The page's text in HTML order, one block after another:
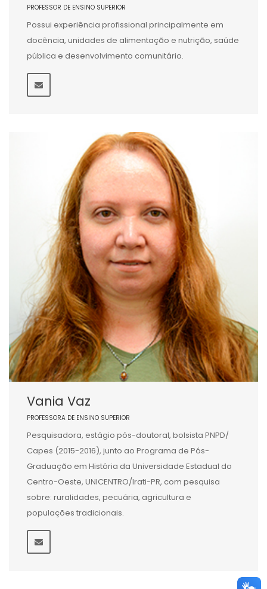
PROFESSOR DE ENSINO SUPERIOR
Possui experiência profissional principalmente em
docência, unidades de alimentação e nutrição, saúde
pública e desenvolvimento comunitário.
Vania Vaz
PROFESSORA DE ENSINO SUPERIOR
Pesquisadora, estágio pós-doutoral, bolsista PNPD/
Capes (2015-2016), junto ao Programa de Pós-
Graduação em História da Universidade Estadual do
Centro-Oeste, UNICENTRO/Irati-PR, com pesquisa
sobre: ruralidades, pecuária, agricultura e
populações tradicionais.